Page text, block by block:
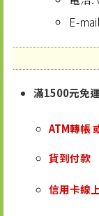
E-
滿1500元免
ATM轉帳
貨到付款
信用卡線